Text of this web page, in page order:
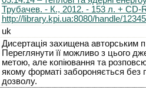
Трубачев. - К., 2012. - 153 л. + CD-
http://library.kpi.ua:8080/handle/
uk
Дисертація захищена авторським
Переглянути її можливо з цього
метою, але копіювання та
якому форматі забороняється без
дозволу.